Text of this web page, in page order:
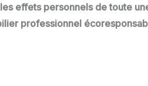
effets personnels de toute
professionnel